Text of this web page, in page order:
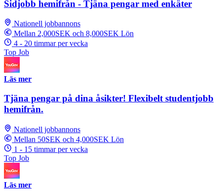
Sidjobb hemifrån - Tjäna pengar med enkäter
Nationell jobbannons
Mellan 2,000SEK och 8,000SEK Lön
4 - 20 timmar per vecka
Top Job
Läs mer
Tjäna pengar på dina åsikter! Flexibelt studentjobb
hemifrån.
Nationell jobbannons
Mellan 50SEK och 4,000SEK Lön
1 - 15 timmar per vecka
Top Job
Läs mer